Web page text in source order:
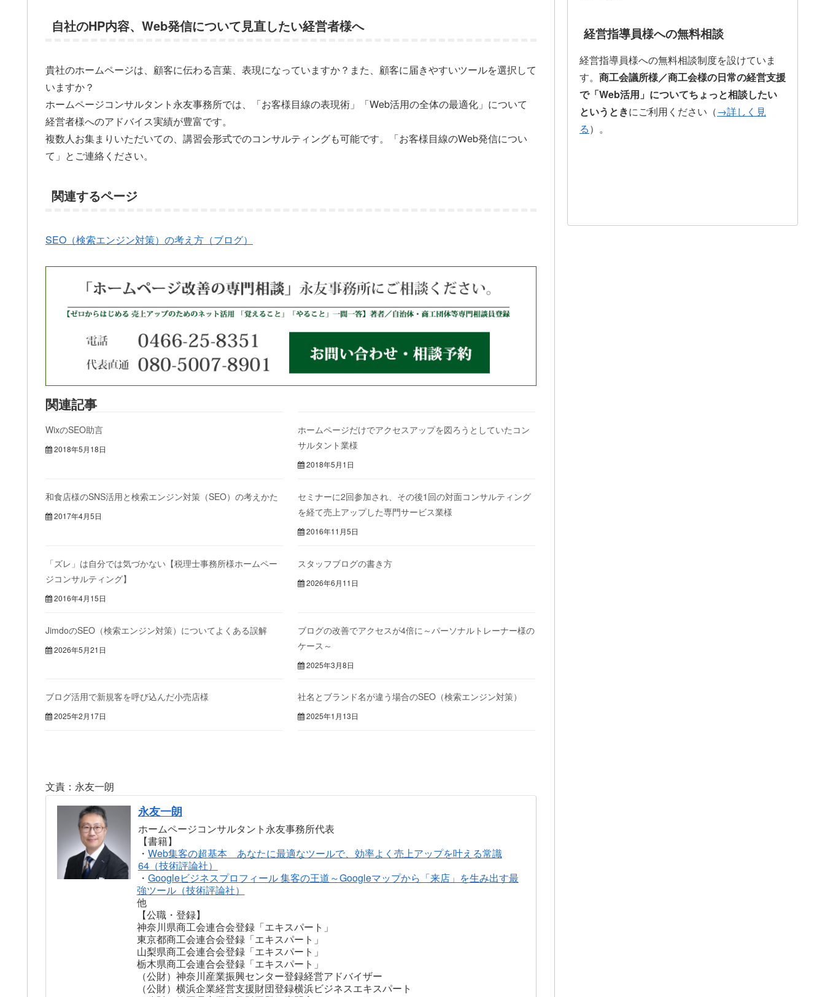
自社のHP内容、Web発信について見直したい経営者様へ
貴社のホームページは、顧客に伝わる言葉、表現になっていますか？また、顧客に届きやすいツールを選択して
いますか？
ホームページコンサルタント永友事務所では、「お客様目線の表現術」「Web活用の全体の最適化」について
経営者様へのアドバイス実績が豊富です。
複数人お集まりいただいての、講習会形式でのコンサルティングも可能です。「お客様目線のWeb発信につい
て」とご連絡ください。
関連するページ
SEO（検索エンジン対策）の考え方（ブログ）
関連記事
WixのSEO助言
2018年5月18日
ホームページだけでアクセスアップを図ろうとしていたコン
サルタント業様
2018年5月1日
和食店様のSNS活用と検索エンジン対策（SEO）の考えかた
2017年4月5日
セミナーに2回参加され、その後1回の対面コンサルティング
を経て売上アップした専門サービス業様
2016年11月5日
「ズレ」は自分では気づかない【税理士事務所様ホームペー
ジコンサルティング】
2016年4月15日
スタッフブログの書き方
2026年6月11日
JimdoのSEO（検索エンジン対策）についてよくある誤解
2026年5月21日
ブログの改善でアクセスが4倍に～パーソナルトレーナー様の
ケース～
2025年3月8日
ブログ活用で新規客を呼び込んだ小売店様
2025年2月17日
社名とブランド名が違う場合のSEO（検索エンジン対策）
2025年1月13日
文責：永友一朗
永友一朗
ホームページコンサルタント永友事務所代表
【書籍】
・ Web集客の超基本 あなたに最適なツールで、効率よく売上アップを叶える常識
64（技術評論社）
・ Googleビジネスプロフィール 集客の王道～Googleマップから「来店」を生み出す最
強ツール（技術評論社）
他
【公職・登録】
神奈川県商工会連合会登録「エキスパート」
東京都商工会連合会登録「エキスパート」
山梨県商工会連合会登録「エキスパート」
栃木県商工会連合会登録「エキスパート」
（公財）神奈川産業振興センター登録経営アドバイザー
（公財）横浜企業経営支援財団登録横浜ビジネスエキスパート
経営指導員様への無料相談
経営指導員様への無料相談制度を設けていま
す。 商工会議所様／商工会様の日常の経営支援
で「Web活用」についてちょっと相談したい
というときにご利用ください（→詳しく見
る）。